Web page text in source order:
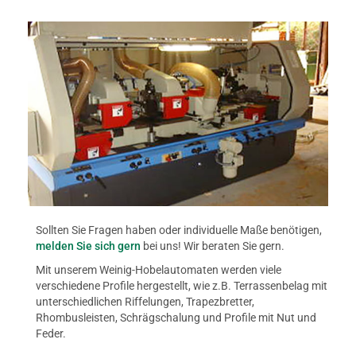
Sollten Sie Fragen haben oder individuelle Maße benötigen,
melden Sie sich gern bei uns! Wir beraten Sie gern.
Mit unserem Weinig-Hobelautomaten werden viele
verschiedene Profile hergestellt, wie z.B. Terrassenbelag mit
unterschiedlichen Riffelungen, Trapezbretter,
Rhombusleisten, Schrägschalung und Profile mit Nut und
Feder.